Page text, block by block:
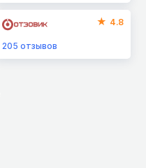
4.8
205отзывов